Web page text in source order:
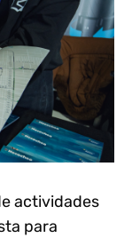
actividades
para